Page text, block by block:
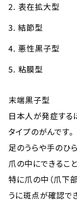
表在拡大型
結節型
悪性黒子型
粘膜型
末端黒子型
日本人が発症する
タイプのがんです。
足のうらや手のひ
爪の中にできるこ
特に爪の中（爪下
うに斑点が確認で